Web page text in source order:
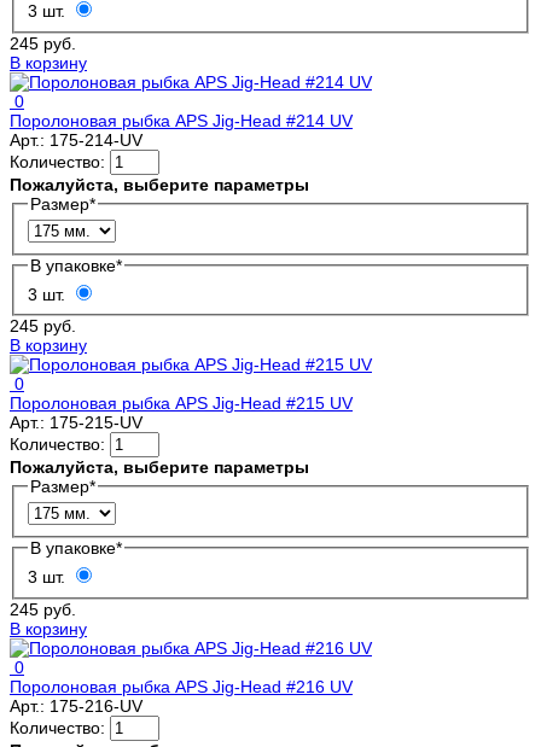
3 шт.
245 руб.
В корзину
0
Поролоновая рыбка APS Jig-Head #214 UV
Арт.: 175-214-UV
Количество:
Пожалуйста, выберите параметры
Размер*
В упаковке*
3 шт.
245 руб.
В корзину
0
Поролоновая рыбка APS Jig-Head #215 UV
Арт.: 175-215-UV
Количество:
Пожалуйста, выберите параметры
Размер*
В упаковке*
3 шт.
245 руб.
В корзину
0
Поролоновая рыбка APS Jig-Head #216 UV
Арт.: 175-216-UV
Количество: